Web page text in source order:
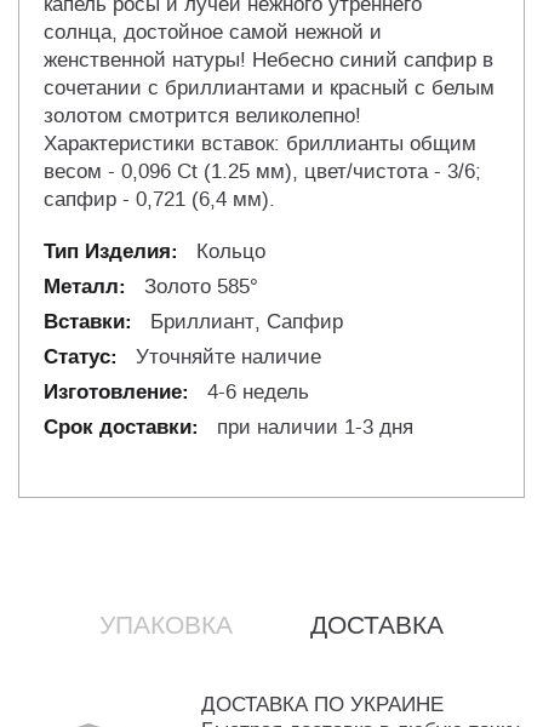
солнца, достойное самой нежной и
женственной натуры! Небесно синий сапфир в
сочетании с бриллиантами и красный с белым
золотом смотрится великолепно!
Характеристики вставок: бриллианты общим
весом - 0,096 Ct (1.25 мм), цвет/чистота - 3/6;
сапфир - 0,721 (6,4 мм).
Кольцо
Золото 585°
Бриллиант, Сапфир
Уточняйте наличие
4-6 недель
при наличии 1-3 дня
УПАКОВКА ДОСТАВКА
ДОСТАВКА ПО УКРАИНЕ